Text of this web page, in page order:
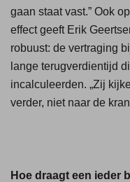
gaan staat vast.” Ook
effect geeft Erik
robuust: de vertraging
lange terugverdientijd
incalculeerden. „Zij
verder, niet naar de
Hoe draagt een ieder